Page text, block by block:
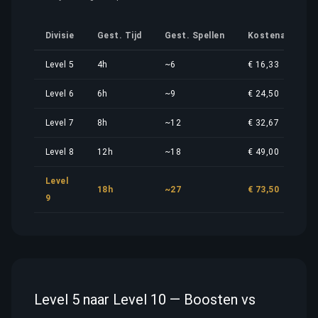
Divisie Gest. Tijd Gest. Spellen Kostenaandeel
Level 5 4h ~6 € 16,33
Level 6 6h ~9 € 24,50
Level 7 8h ~12 € 32,67
Level 8 12h ~18 € 49,00
Level
9
18h ~27 € 73,50
Level 5 naar Level 10 — Boosten vs